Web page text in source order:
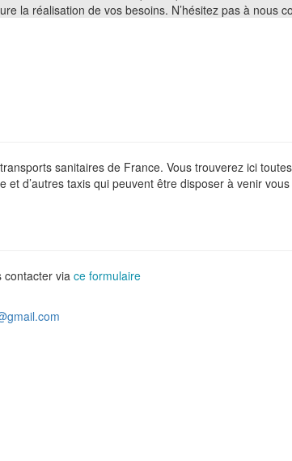
la réalisation de vos besoins. N’hésitez pas à nous
sanitaires de France. Vous trouverez ici
et d’autres taxis qui peuvent être disposer à venir
contacter via ce formulaire